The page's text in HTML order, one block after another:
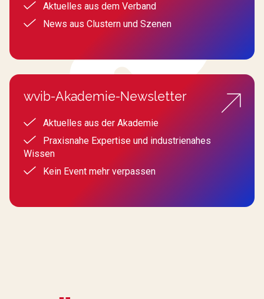
Aktuelles aus dem Verband
News aus Clustern und Szenen
wvib-Akademie-Newsletter
Aktuelles aus der Akademie
Praxisnahe Expertise und industrienahes
Wissen
Kein Event mehr verpassen